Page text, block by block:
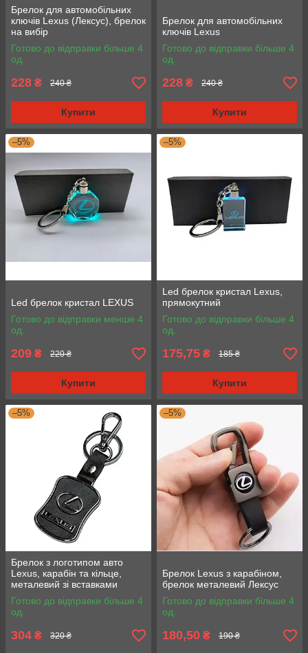
Брелок для автомобільних
ключів Lexus (Лексус), брелок
на вибір
Готово до відправки більше 4
од.
228 ₴ 240 ₴
Купити
Брелок для автомобільних
ключів Lexus
Готово до відправки більше 4
од.
228 ₴ 240 ₴
Купити
–5%
Led брелок кристал LEXUS
Готово до відправки менше 4
од.
209 ₴ 220 ₴
Купити
–5%
Led брелок кристал Lexus,
прямокутний
Готово до відправки більше 4
од.
175,75 ₴ 185 ₴
Купити
–5%
Брелок з логотипом авто
Lexus, карабін та кільце,
металевий зі вставками
натуральної шкіри.
Готово до відправки більше 4
од.
304 ₴ 320 ₴
–5%
Брелок Lexus з карабіном,
брелок металевий Лексус
Готово до відправки більше 4
од.
180,50 ₴ 190 ₴